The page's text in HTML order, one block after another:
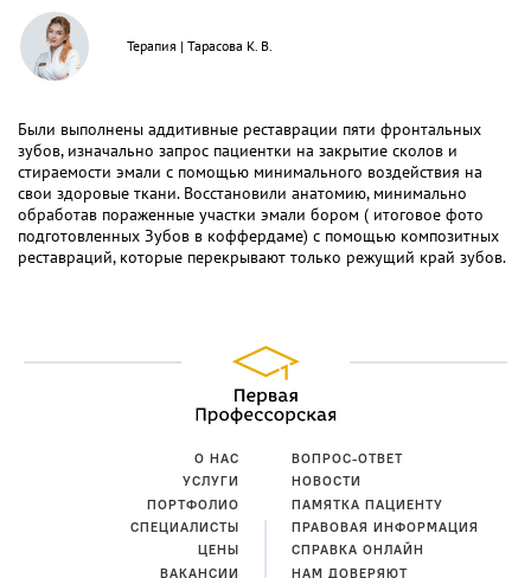
Терапия | Тарасова К. В.
Были выполнены аддитивные реставрации пяти фронтальных
зубов, изначально запрос пациентки на закрытие сколов и
стираемости эмали с помощью минимального воздействия на
свои здоровые ткани. Восстановили анатомию, минимально
обработав пораженные участки эмали бором ( итоговое фото
подготовленных Зубов в коффердаме) с помощью композитных
реставраций, которые перекрывают только режущий край зубов.
О НАС
УСЛУГИ
ПОРТФОЛИО
СПЕЦИАЛИСТЫ
ЦЕНЫ
ВАКАНСИИ
ВОПРОС-ОТВЕТ
НОВОСТИ
ПАМЯТКА ПАЦИЕНТУ
ПРАВОВАЯ ИНФОРМАЦИЯ
СПРАВКА ОНЛАЙН
НАМ ДОВЕРЯЮТ